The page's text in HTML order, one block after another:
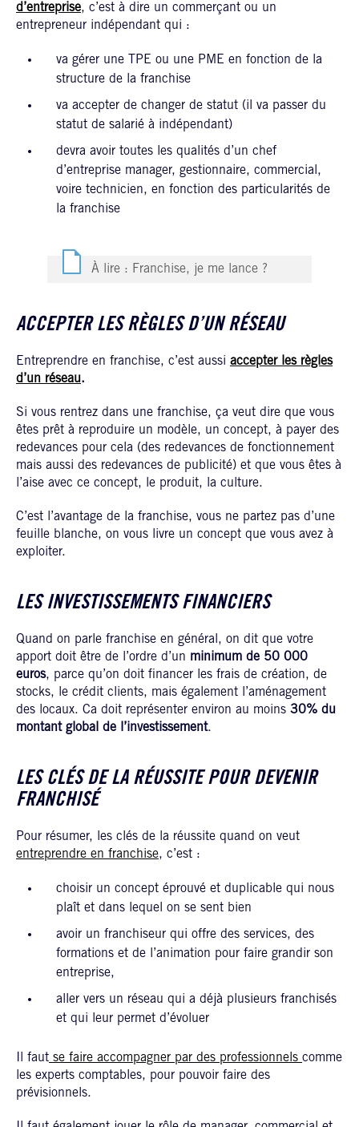
d’entreprise, c’est à dire un commerçant ou un
entrepreneur indépendant qui :
va gérer une TPE ou une PME en fonction de la
structure de la franchise
va accepter de changer de statut (il va passer du
statut de salarié à indépendant)
devra avoir toutes les qualités d’un chef
d’entreprise manager, gestionnaire, commercial,
voire technicien, en fonction des particularités de
la franchise
À lire : Franchise, je me lance ?
ACCEPTER LES RÈGLES D’UN RÉSEAU
Entreprendre en franchise, c’est aussi accepter les règles
d’un réseau.
Si vous rentrez dans une franchise, ça veut dire que vous
êtes prêt à reproduire un modèle, un concept, à payer des
redevances pour cela (des redevances de fonctionnement
mais aussi des redevances de publicité) et que vous êtes à
l’aise avec ce concept, le produit, la culture.
C’est l’avantage de la franchise, vous ne partez pas d’une
feuille blanche, on vous livre un concept que vous avez à
exploiter.
LES INVESTISSEMENTS FINANCIERS
Quand on parle franchise en général, on dit que votre
apport doit être de l’ordre d’un minimum de 50 000
euros, parce qu’on doit financer les frais de création, de
stocks, le crédit clients, mais également l’aménagement
des locaux. Ca doit représenter environ au moins 30% du
montant global de l’investissement.
LES CLÉS DE LA RÉUSSITE POUR DEVENIR
FRANCHISÉ
Pour résumer, les clés de la réussite quand on veut
entreprendre en franchise, c’est :
choisir un concept éprouvé et duplicable qui nous
plaît et dans lequel on se sent bien
avoir un franchiseur qui offre des services, des
formations et de l’animation pour faire grandir son
entreprise,
aller vers un réseau qui a déjà plusieurs franchisés
et qui leur permet d’évoluer
Il faut se faire accompagner par des professionnels comme
les experts comptables, pour pouvoir faire des
prévisionnels.